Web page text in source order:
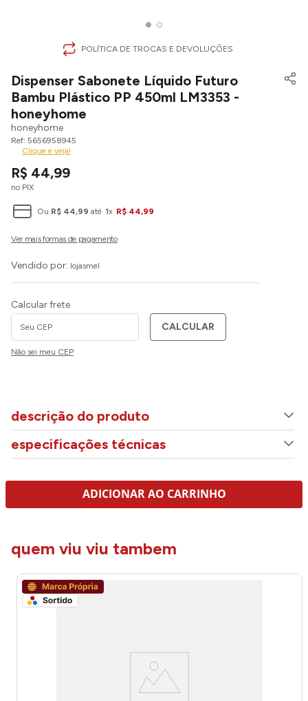
POLÍTICA DE TROCAS E DEVOLUÇÕES
Dispenser Sabonete Líquido Futuro
Bambu Plástico PP 450ml LM3353 -
honeyhome
honeyhome
5656958945
Clique e veja!
R$ 44,99
no PIX
Ou R$ 44,99 até 1x R$ 44,99
Vendido por: lojasmel
Calcular frete
CALCULAR
Não sei meu CEP
descrição do produto
especificações técnicas
ADICIONAR AO CARRINHO
quem viu viu tambem